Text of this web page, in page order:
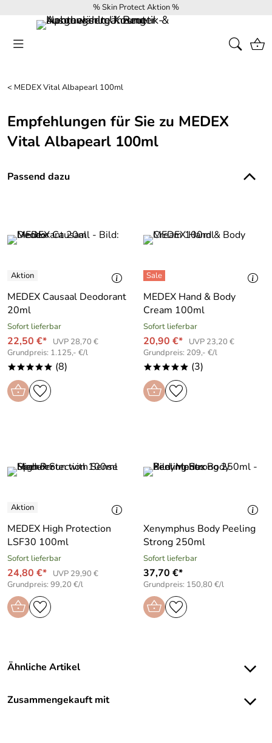
% Skin Protect Aktion %
< MEDEX Vital Albapearl 100ml
Empfehlungen für Sie zu MEDEX
Vital Albapearl 100ml
Passend dazu
MEDEX Causaal Deodorant
20ml
Sofort lieferbar
22,50 €*
UVP 28,70 €
Grundpreis: 1.125,- €/l
***** (8)
MEDEX Hand & Body
Cream 100ml
Sofort lieferbar
20,90 €*
UVP 23,20 €
Grundpreis: 209,- €/l
***** (3)
MEDEX High Protection
LSF30 100ml
Sofort lieferbar
24,80 €*
UVP 29,90 €
Grundpreis: 99,20 €/l
Xenymphus Body Peeling
Strong 250ml
Sofort lieferbar
37,70 €*
Grundpreis: 150,80 €/l
Ähnliche Artikel
Zusammengekauft mit